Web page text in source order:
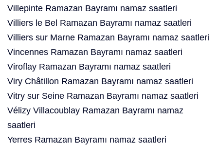
Villepinte Ramazan Bayramı namaz saatleri
Villiers le Bel Ramazan Bayramı namaz saatleri
Villiers sur Marne Ramazan Bayramı namaz saatleri
Vincennes Ramazan Bayramı namaz saatleri
Viroflay Ramazan Bayramı namaz saatleri
Viry Châtillon Ramazan Bayramı namaz saatleri
Vitry sur Seine Ramazan Bayramı namaz saatleri
Vélizy Villacoublay Ramazan Bayramı namaz
saatleri
Yerres Ramazan Bayramı namaz saatleri